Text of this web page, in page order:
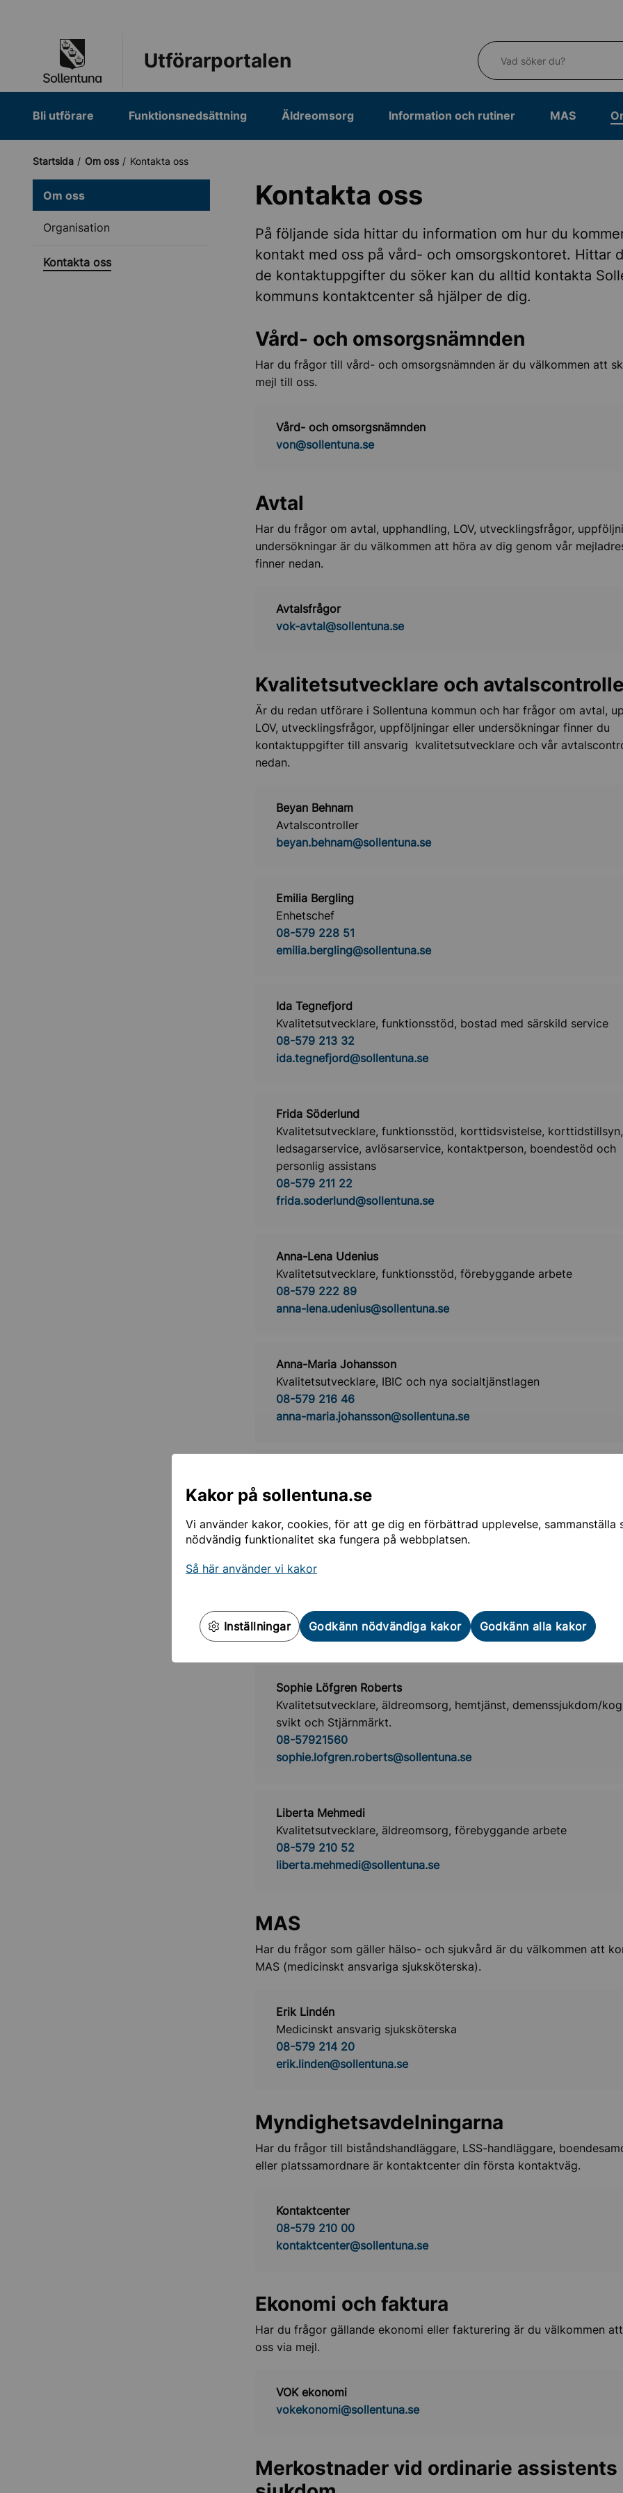
Kakor på sollentuna.se
Vi använder kakor, cookies, för att ge dig en förbättrad upplevelse,
nödvändig funktionalitet ska fungera på webbplatsen.
Så här använder vi kakor
Inställningar Godkänn nödvändiga kakor Godkänn alla kakor
Utförarportalen Vad söker du?
Bli utförare Funktionsnedsättning Äldreomsorg Information och rutiner MAS
Startsida Om oss Kontakta oss
Om oss
Organisation
Kontakta oss
Kontakta oss
På följande sida hittar du information om hur du
kontakt med oss på vård- och omsorgskontoret. Hittar
de kontaktuppgifter du söker kan du alltid kontakta
kommuns kontaktcenter så hjälper de dig.
Vård- och omsorgsnämnden
Har du frågor till vård- och omsorgsnämnden är du välkommen att
mejl till oss.
Vård- och omsorgsnämnden
von@sollentuna.se
Avtal
Har du frågor om avtal, upphandling, LOV, utvecklingsfrågor,
undersökningar är du välkommen att höra av dig genom vår
finner nedan.
Avtalsfrågor
vok-avtal@sollentuna.se
Kvalitetsutvecklare och
Är du redan utförare i Sollentuna kommun och har frågor om avtal,
LOV, utvecklingsfrågor, uppföljningar eller undersökningar finner du
kontaktuppgifter till ansvarig kvalitetsutvecklare och vår
nedan.
Beyan Behnam
Avtalscontroller
beyan.behnam@sollentuna.se
Emilia Bergling
Enhetschef
08-579 228 51
emilia.bergling@sollentuna.se
Ida Tegnefjord
Kvalitetsutvecklare, funktionsstöd, bostad med särskild service
08-579 213 32
ida.tegnefjord@sollentuna.se
Frida Söderlund
Kvalitetsutvecklare, funktionsstöd, korttidsvistelse, korttidstillsyn,
ledsagarservice, avlösarservice, kontaktperson, boendestöd och
personlig assistans
08-579 211 22
frida.soderlund@sollentuna.se
Anna-Lena Udenius
Kvalitetsutvecklare, funktionsstöd, förebyggande arbete
08-579 222 89
anna-lena.udenius@sollentuna.se
Anna-Maria Johansson
Kvalitetsutvecklare, IBIC och nya socialtjänstlagen
08-579 216 46
anna-maria.johansson@sollentuna.se
Kvalitetsutvecklare, äldreomsorg, hemtjänst
ann.nordahl@sollentuna.se
08-579 210 71
jessica.weisten@sollentuna.se
Sophie Löfgren Roberts
Kvalitetsutvecklare, äldreomsorg, hemtjänst, demenssjukdom/
svikt och Stjärnmärkt.
08-57921560
sophie.lofgren.roberts@sollentuna.se
Liberta Mehmedi
Kvalitetsutvecklare, äldreomsorg, förebyggande arbete
08-579 210 52
liberta.mehmedi@sollentuna.se
MAS
Har du frågor som gäller hälso- och sjukvård är du välkommen att
MAS (medicinskt ansvariga sjuksköterska).
Erik Lindén
Medicinskt ansvarig sjuksköterska
08-579 214 20
erik.linden@sollentuna.se
Myndighetsavdelningarna
Har du frågor till biståndshandläggare, LSS-handläggare,
eller platssamordnare är kontaktcenter din första kontaktväg.
Kontaktcenter
08-579 210 00
kontaktcenter@sollentuna.se
Ekonomi och faktura
Har du frågor gällande ekonomi eller fakturering är du välkommen
oss via mejl.
VOK ekonomi
vokekonomi@sollentuna.se
Merkostnader vid ordinarie assistents